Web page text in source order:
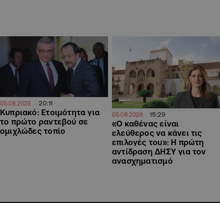
05.08.2026 20:11
Κυπριακό: Ετοιμότητα για
το πρώτο ραντεβού σε
ομιχλώδες τοπίο
05.08.2026 15:29
«Ο καθένας είναι
ελεύθερος να κάνει τις
επιλογές του»: Η πρώτη
αντίδραση ΔΗΣΥ για τον
ανασχηματισμό